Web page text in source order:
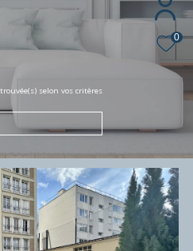
0
trouvée(s) selon vos critères